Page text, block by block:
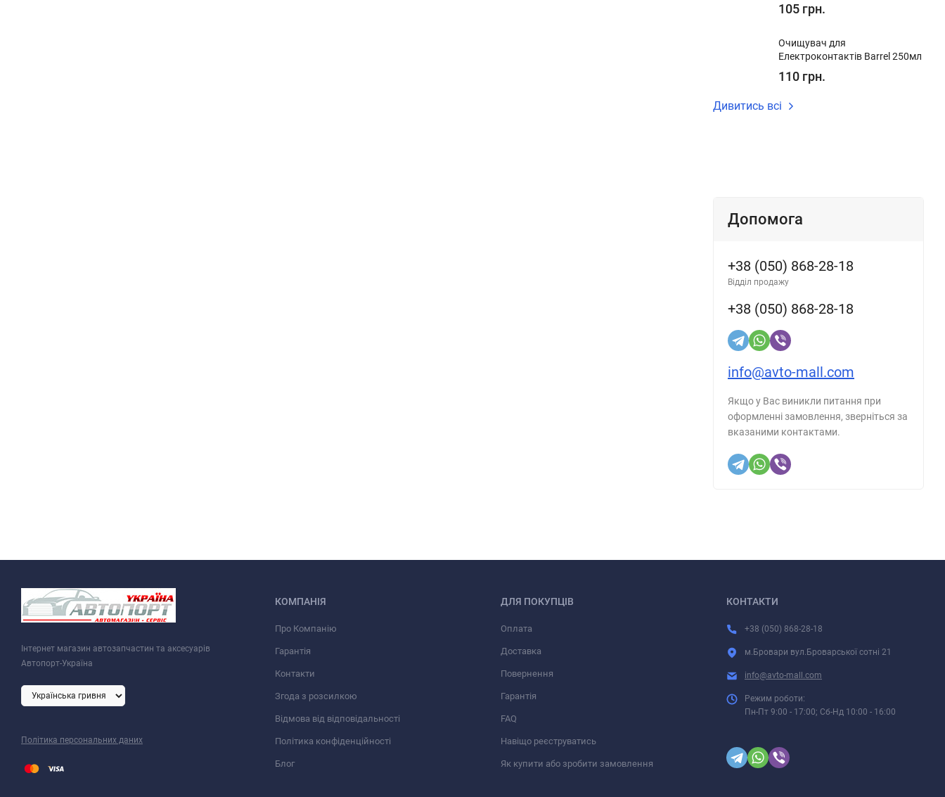
105 грн.
Очищувач для
Електроконтактів Barrel 250мл
110 грн.
Дивитись всі
Допомога
+38 (050) 868-28-18
Відділ продажу
+38 (050) 868-28-18
info@avto-mall.com
Якщо у Вас виникли питання при
оформленні замовлення, зверніться за
вказаними контактами.
Інтернет магазин автозапчастин та аксесуарів
Автопорт-Україна
Політика персональних даних
КОМПАНІЯ
Про Компанію
Гарантія
Контакти
Згода з розсилкою
Відмова від відповідальності
Політика конфіденційності
Блог
ДЛЯ ПОКУПЦІВ
Оплата
Доставка
Повернення
Гарантія
FAQ
Навіщо реєструватись
Як купити або зробити замовлення
КОНТАКТИ
+38 (050) 868-28-18
м.Бровари вул.Броварської сотні 21
info@avto-mall.com
Режим роботи:
Пн-Пт 9:00 - 17:00; Сб-Нд 10:00 - 16:00